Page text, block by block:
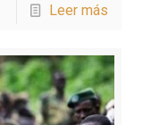
Leer más